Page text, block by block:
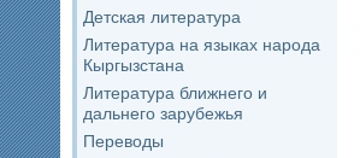
Детская литература
Литература на языках народа
Кыргызстана
Литература ближнего и
дальнего зарубежья
Переводы